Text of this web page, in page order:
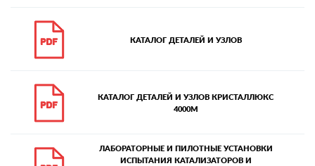
КАТАЛОГ ДЕТАЛЕЙ И УЗЛОВ
КАТАЛОГ ДЕТАЛЕЙ И УЗЛОВ КРИСТАЛЛЮКС
4000М
ЛАБОРАТОРНЫЕ И ПИЛОТНЫЕ УСТАНОВКИ
ИСПЫТАНИЯ КАТАЛИЗАТОРОВ И